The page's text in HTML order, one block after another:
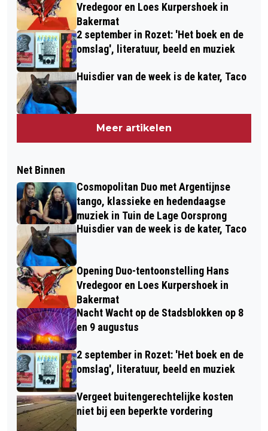
Vredegoor en Loes Kurpershoek in
Bakermat
2 september in Rozet: 'Het boek en de
omslag', literatuur, beeld en muziek
Huisdier van de week is de kater, Taco
Meer artikelen
Net Binnen
Cosmopolitan Duo met Argentijnse
tango, klassieke en hedendaagse
muziek in Tuin de Lage Oorsprong
Huisdier van de week is de kater, Taco
Opening Duo-tentoonstelling Hans
Vredegoor en Loes Kurpershoek in
Bakermat
Nacht Wacht op de Stadsblokken op 8
en 9 augustus
2 september in Rozet: 'Het boek en de
omslag', literatuur, beeld en muziek
Vergeet buitengerechtelijke kosten
niet bij een beperkte vordering